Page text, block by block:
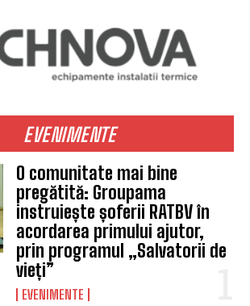
EVENIMENTE
O comunitate mai bine
pregătită: Groupama
instruiește șoferii RATBV în
acordarea primului ajutor,
prin programul „Salvatorii de
vieți”
EVENIMENTE